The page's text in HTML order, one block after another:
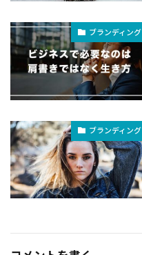
ブランディング
ブランディング